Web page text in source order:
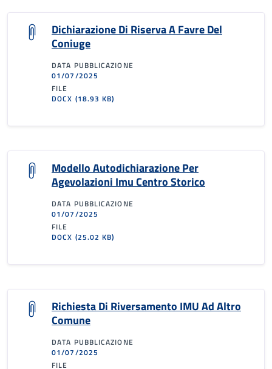
Dichiarazione Di Riserva A Favre Del
Coniuge
DATA PUBBLICAZIONE
01/07/2025
FILE
DOCX (18.93 KB)
Modello Autodichiarazione Per
Agevolazioni Imu Centro Storico
DATA PUBBLICAZIONE
01/07/2025
FILE
DOCX (25.02 KB)
Richiesta Di Riversamento IMU Ad Altro
Comune
DATA PUBBLICAZIONE
01/07/2025
FILE